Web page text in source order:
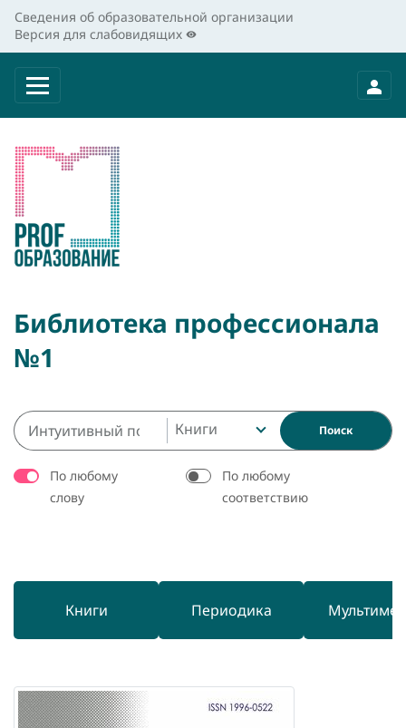
Сведения об образовательной организации
Версия для слабовидящих
Библиотека профессионала
№1
Книги Поиск
По любому
слову
По любому
соответствию
Книги Периодика